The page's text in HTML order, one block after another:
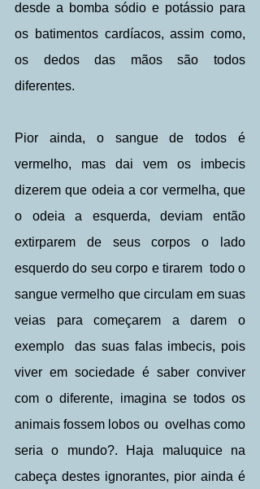
desde a bomba sódio e potássio para
os batimentos cardíacos, assim como,
os dedos das mãos são todos
diferentes.
Pior ainda, o sangue de todos é
vermelho, mas dai vem os imbecis
dizerem que odeia a cor vermelha, que
o odeia a esquerda, deviam então
extirparem de seus corpos o lado
esquerdo do seu corpo e tirarem  todo o
sangue vermelho que circulam em suas
veias para começarem a darem o
exemplo  das suas falas imbecis, pois
viver em sociedade é saber conviver
com o diferente, imagina se todos os
animais fossem lobos ou  ovelhas como
seria o mundo?. Haja maluquice na
cabeça destes ignorantes, pior ainda é